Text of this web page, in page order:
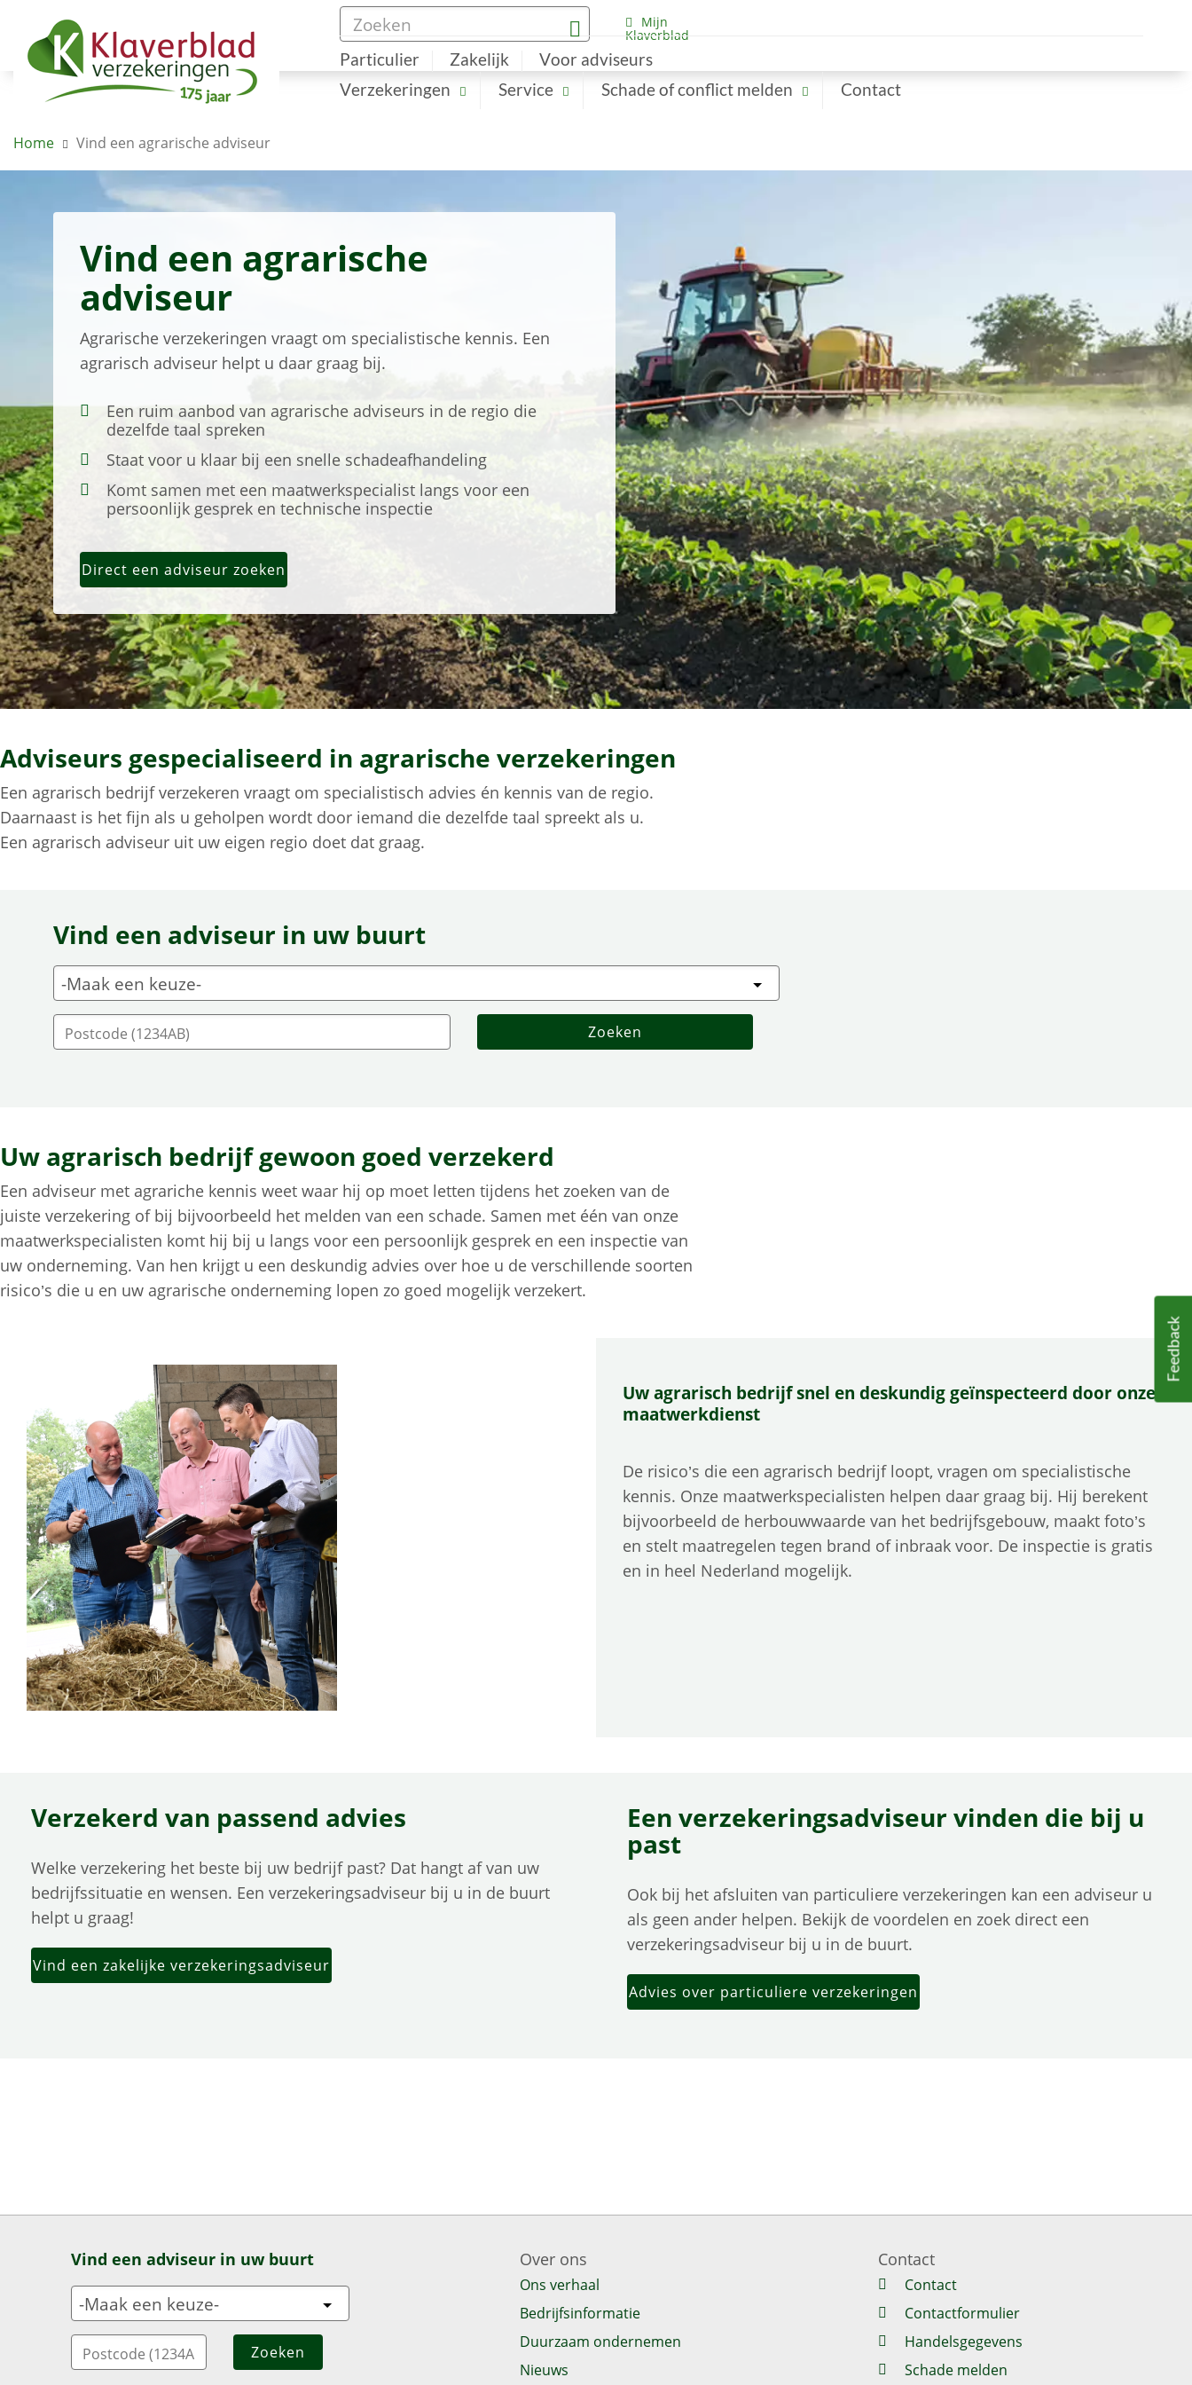
Particulier Zakelijk
Voor adviseurs
Verzekeringen
Service Schade of conflict melden Contact
Mijn
Klaverblad
Home Vind een agrarische adviseur
Vind een agrarische
adviseur
Agrarische verzekeringen vraagt om specialistische kennis. Een
agrarisch adviseur helpt u daar graag bij.
Een ruim aanbod van agrarische adviseurs in de regio die
dezelfde taal spreken
Staat voor u klaar bij een snelle schadeafhandeling
Komt samen met een maatwerkspecialist langs voor een
persoonlijk gesprek en technische inspectie
Direct een adviseur zoeken
Adviseurs gespecialiseerd in agrarische verzekeringen
Een agrarisch bedrijf verzekeren vraagt om specialistisch advies én kennis van de regio.
Daarnaast is het fijn als u geholpen wordt door iemand die dezelfde taal spreekt als u.
Een agrarisch adviseur uit uw eigen regio doet dat graag.
Vind een adviseur in uw buurt
Uw agrarisch bedrijf gewoon goed verzekerd
Een adviseur met agrariche kennis weet waar hij op moet letten tijdens het zoeken van de
juiste verzekering of bij bijvoorbeeld het melden van een schade. Samen met één van onze
maatwerkspecialisten komt hij bij u langs voor een persoonlijk gesprek en een inspectie van
uw onderneming. Van hen krijgt u een deskundig advies over hoe u de verschillende soorten
risico’s die u en uw agrarische onderneming lopen zo goed mogelijk verzekert.
Uw agrarisch bedrijf snel en deskundig geïnspecteerd door onze
maatwerkdienst
De risico’s die een agrarisch bedrijf loopt, vragen om specialistische
kennis. Onze maatwerkspecialisten helpen daar graag bij. Hij berekent
bijvoorbeeld de herbouwwaarde van het bedrijfsgebouw, maakt foto’s
en stelt maatregelen tegen brand of inbraak voor. De inspectie is gratis
en in heel Nederland mogelijk.
Verzekerd van passend advies
Welke verzekering het beste bij uw bedrijf past? Dat hangt af van uw
bedrijfssituatie en wensen. Een verzekeringsadviseur bij u in de buurt
helpt u graag!
Vind een zakelijke verzekeringsadviseur
Een verzekeringsadviseur vinden die bij u
past
Ook bij het afsluiten van particuliere verzekeringen kan een adviseur u
als geen ander helpen. Bekijk de voordelen en zoek direct een
verzekeringsadviseur bij u in de buurt.
Advies over particuliere verzekeringen
Feedback
Vind een adviseur in uw buurt Over ons
Ons verhaal
Bedrijfsinformatie
Duurzaam ondernemen
Nieuws
Contact
Contact
Contactformulier
Handelsgegevens
Schade melden